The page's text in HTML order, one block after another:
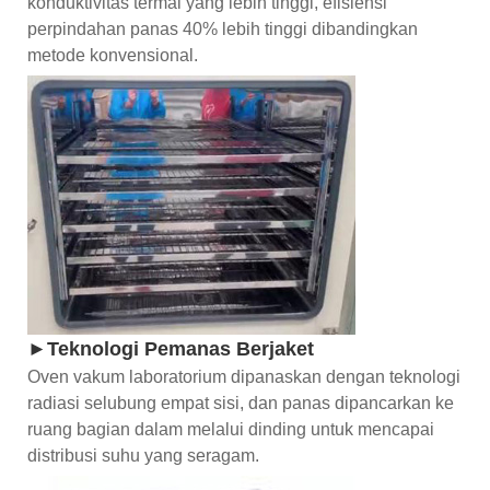
perpindahan panas 40% lebih tinggi dibandingkan
metode konvensional.
►Teknologi Pemanas Berjaket
Oven vakum laboratorium dipanaskan dengan teknologi
radiasi selubung empat sisi, dan panas dipancarkan ke
ruang bagian dalam melalui dinding untuk mencapai
distribusi suhu yang seragam.